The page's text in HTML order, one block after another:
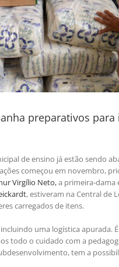
preparativos
de ensino já estão sendo
começou em novembro,
Virgílio Neto,a primeira-dama
, estiveram na Central de
carregados de itens.
uma logística apurada.
todo o cuidado com a
tem a